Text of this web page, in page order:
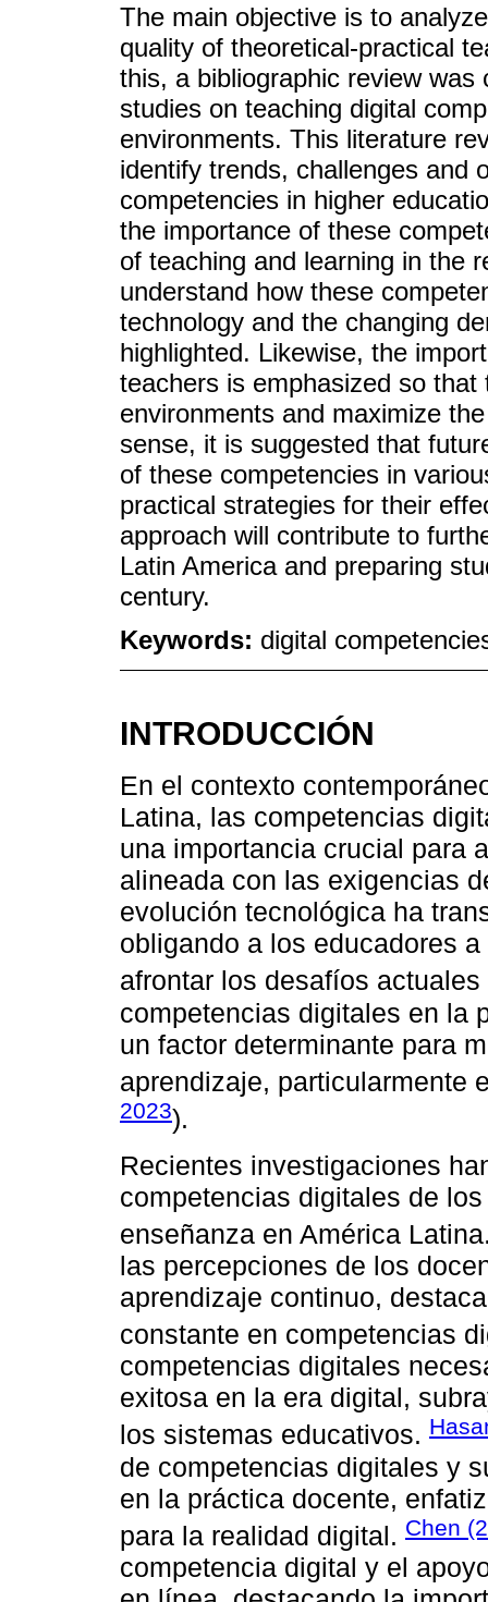
The main objective is to
quality of theoretical-practical
this, a bibliographic review
studies on teaching digital
environments. This literature
identify trends, challenges and
competencies in higher
the importance of these
of teaching and learning in the
understand how these
technology and the changing
highlighted. Likewise, the
teachers is emphasized so
environments and maximize
sense, it is suggested that
of these competencies in
practical strategies for their
approach will contribute to
Latin America and preparing
century.
Keywords: digital
INTRODUCCIÓN
En el contexto
Latina, las competencias
una importancia crucial para
alineada con las exigencias
evolución tecnológica ha
obligando a los educadores
afrontar los desafíos actuales
competencias digitales en la
un factor determinante para
aprendizaje, particularmente
2023).
Recientes investigaciones
competencias digitales de
enseñanza en América
las percepciones de los
aprendizaje continuo,
constante en competencias
competencias digitales
exitosa en la era digital,
los sistemas educativos.
de competencias digitales y
en la práctica docente,
para la realidad digital. Chen
competencia digital y el